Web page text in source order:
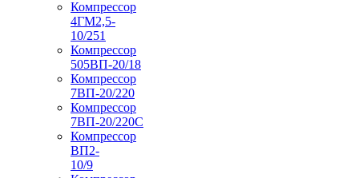
Компрессор
4ГМ2,5-
10/251
Компрессор
505ВП-20/18
Компрессор
7ВП-20/220
Компрессор
7ВП-20/220С
Компрессор
ВП2-
10/9